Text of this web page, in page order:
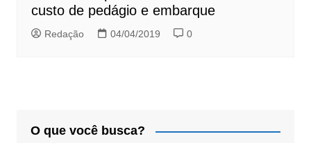
custo de pedágio e embarque
Redação 04/04/2019 0
O que você busca?